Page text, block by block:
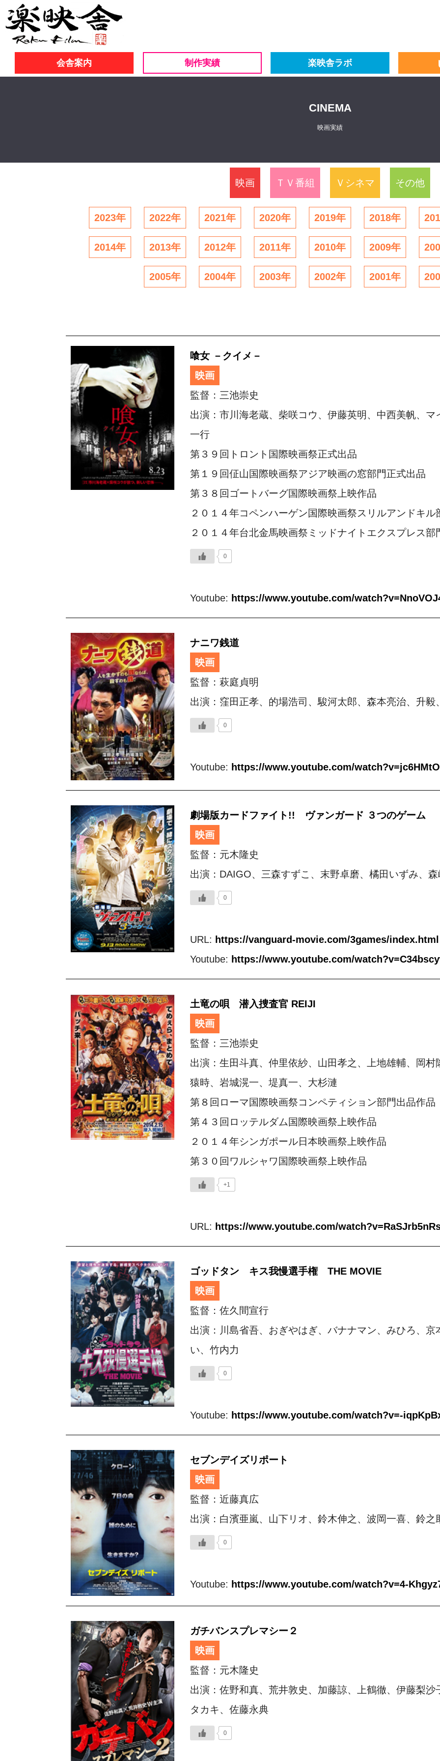
会舎案内 制作実績 楽映舎ラボ
CINEMA
映画実績
映画 ＴＶ番組 Ｖシネマ その他
2023年 2022年 2021年 2020年 2019年 2018年
2014年 2013年 2012年 2011年 2010年 2009年
2005年 2004年 2003年 2002年 2001年
喰女 －クイメ－
映画
監督：三池崇史
出演：市川海老蔵、柴咲コウ、伊藤英明、中西美帆、
一行
第３９回トロント国際映画祭正式出品
第１９回佂山国際映画祭アジア映画の窓部門正式出品
第３８回ゴートバーグ国際映画祭上映作品
２０１４年コペンハーゲン国際映画祭スリルアンドキル
２０１４年台北金馬映画祭ミッドナイトエクスプレス部
0
Youtube: https://www.youtube.com/
ナニワ銭道
映画
監督：萩庭貞明
出演：窪田正孝、的場浩司、駿河太郎、森本亮治、升毅
0
Youtube: https://www.youtube.com/
劇場版カードファイト!! ヴァンガード ３つのゲーム
映画
監督：元木隆史
出演：DAIGO、三森すずこ、末野卓磨、橘田いずみ、
0
URL: https://vanguard-movie.com/3games/index.html
Youtube: https://www.youtube.com/
土竜の唄 潜入捜査官 REIJI
映画
監督：三池崇史
出演：生田斗真、仲里依紗、山田孝之、上地雄輔、岡
猿時、岩城滉一、堤真一、大杉漣
第８回ローマ国際映画祭コンペティション部門出品作品
第４３回ロッテルダム国際映画祭上映作品
２０１４年シンガポール日本映画祭上映作品
第３０回ワルシャワ国際映画祭上映作品
+1
URL: https://www.youtube.com/
ゴッドタン キス我慢選手権 THE MOVIE
映画
監督：佐久間宣行
出演：川島省吾、おぎやはぎ、バナナマン、みひろ、
い、竹内力
0
Youtube: https://www.youtube.com/watch?v=-
セブンデイズリポート
映画
監督：近藤真広
出演：白濱亜嵐、山下リオ、鈴木伸之、波岡一喜、鈴
0
Youtube: https://www.youtube.com/watch?v=4-
ガチバンスプレマシー２
映画
監督：元木隆史
出演：佐野和真、荒井敦史、加藤諒、上鶴徹、伊藤梨
タカキ、佐藤永典
0